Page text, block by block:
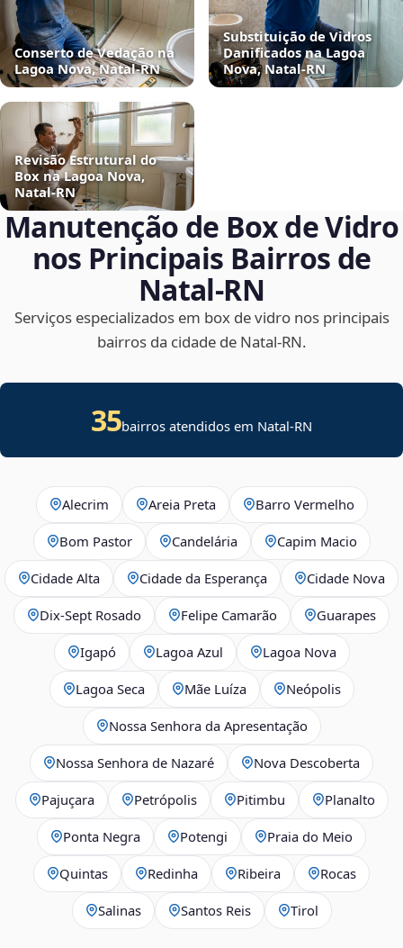
Conserto de Vedação na
Lagoa Nova, Natal‑RN
Substituição de Vidros
Danificados na Lagoa
Nova, Natal‑RN
Revisão Estrutural do
Box na Lagoa Nova,
Natal‑RN
Manutenção de Box de Vidro
nos Principais Bairros de
Natal‑RN
Serviços especializados em box de vidro nos principais
bairros da cidade de Natal‑RN.
35bairros atendidos em Natal-RN
Alecrim Areia Preta Barro Vermelho
Bom Pastor Candelária Capim Macio
Cidade Alta Cidade da Esperança Cidade Nova
Dix‑Sept Rosado Felipe Camarão Guarapes
Igapó Lagoa Azul Lagoa Nova
Lagoa Seca Mãe Luíza Neópolis
Nossa Senhora da Apresentação
Nossa Senhora de Nazaré Nova Descoberta
Pajuçara Petrópolis Pitimbu Planalto
Ponta Negra Potengi Praia do Meio
Quintas Redinha Ribeira Rocas
Salinas Santos Reis Tirol